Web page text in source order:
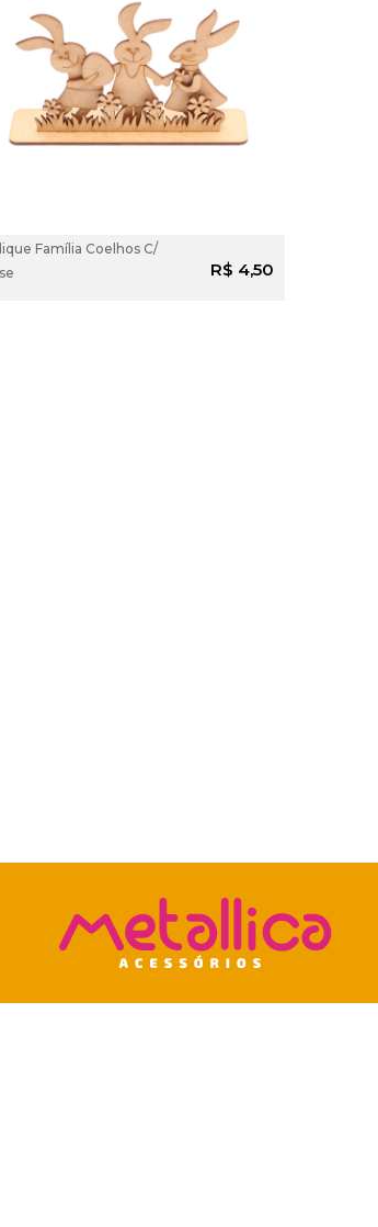
Família Coelhos C/
R$ 4,50
ADICIONAR AO
CARRINHO